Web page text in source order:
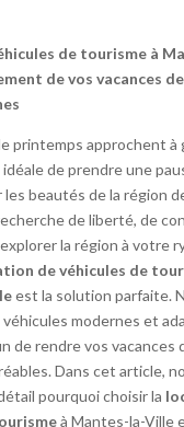
de tourisme à
de vos vacances
printemps approchent à
idéale de prendre une
beautés de la région
de liberté, de
la région à votre
de véhicules de
est la solution parfaite.
modernes et
de rendre vos vacances
Dans cet article,
pourquoi choisir la
à Mantes-la-Ville